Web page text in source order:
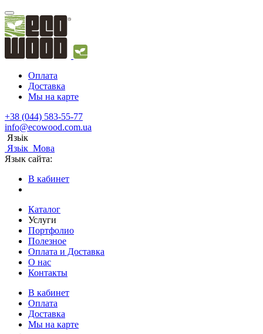
Оплата
Доставка
Мы на карте
+38 (044) 583-55-77
info@ecowood.com.ua
Язьік
Язьік Мова
Язык сайта:
В кабинет
Каталог
Услуги
Портфолио
Полезное
Оплата и Доставка
О нас
Контакты
В кабинет
Оплата
Доставка
Мы на карте